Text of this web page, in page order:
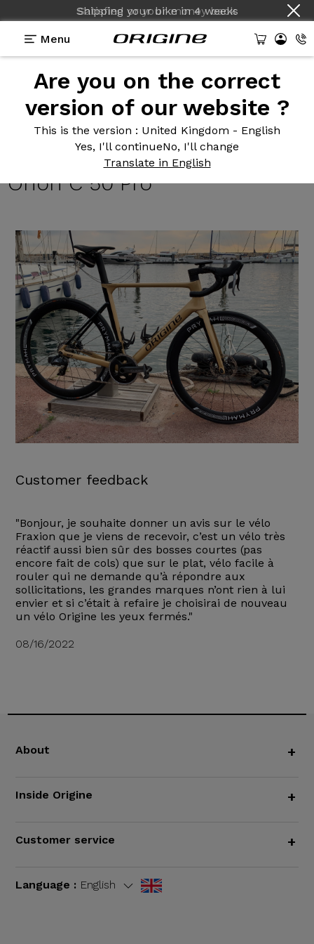
Shipping your bikein4 weeks
Menu
Are you on the correct
version of our website ?
This is the version : United Kingdom - English
Yes, I'll continueNo, I'll change
Translate in English
Reviews> Fraxion GTR - Sram Force AXS 12v -
Roues Prymahl Orion C 50 Pro
Fraxion GTR- Sram Force
AXS 12v - Roues Prymahl
Orion C 50 Pro
Customer feedback
"Bonjour, je souhaite donner un avis sur le vélo
Fraxion que je viens de recevoir, c’est un vélo très
réactif aussi bien sûr des bosses courtes (pas
encore fait de cols) que sur le plat, vélo facile à
rouler qui ne demande qu’à répondre aux
sollicitations, les grandes marques n’ont rien à lui
envier et si c’était à refaire je choisirai de nouveau
un vélo Origine les yeux fermés."
08/16/2022
About +
Inside Origine +
Customer service +
Language : English